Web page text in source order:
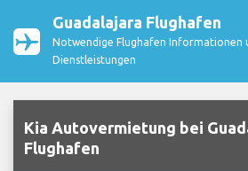
Guadalajara Flughafen
Notwendige Flughafen Informationen
Dienstleistungen
Kia Autovermietung bei
Flughafen